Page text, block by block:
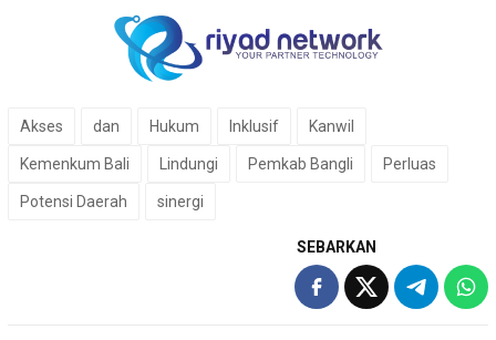
Akses dan Hukum Inklusif Kanwil
Kemenkum Bali Lindungi Pemkab Bangli Perluas
Potensi Daerah sinergi
SEBARKAN